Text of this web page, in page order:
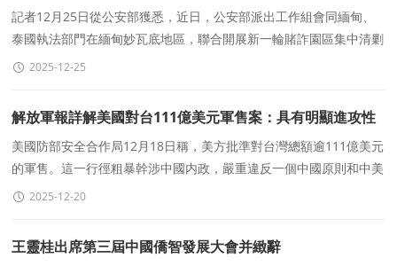
解回國
記者12月25日從公安部獲悉，近日，公安部派出工作組會同緬甸、
泰國執法部門在緬甸妙瓦底地區，聯合開展新一輪賭詐園區集中清剿
行動，952名中國籍涉電詐犯罪嫌疑人被押解回國。長期
2025-12-25
解放軍報詳解美國對台111億美元軍售案：具有明顯進攻性
特征、突出強化“非對稱作戰”，險惡用心昭然若揭
美國防部安全合作局12月18日稱，美方批準對台灣總額逾111億美元
的軍售。這一行徑粗暴幹涉中國内政，嚴重違反一個中國原則和中美
三個聯合公報特别是“八&middot;一七&rdquo
2025-12-20
王靈桂出席第三屆中國僑智發展大會并緻辭